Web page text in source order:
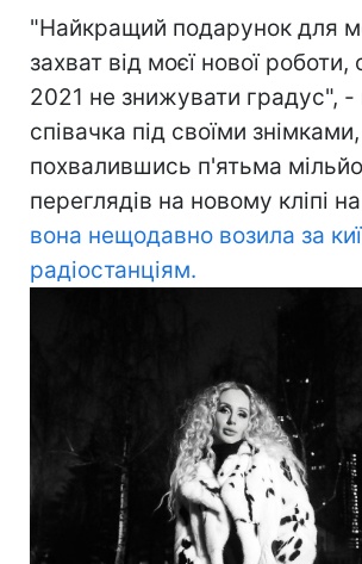
"Найкращий подарунок для
захват від моєї нової роботи,
2021 не знижувати градус", -
співачка під своїми знімками,
похвалившись п'ятьма
переглядів на новому кліпі
вона нещодавно возила за
радіостанціям.